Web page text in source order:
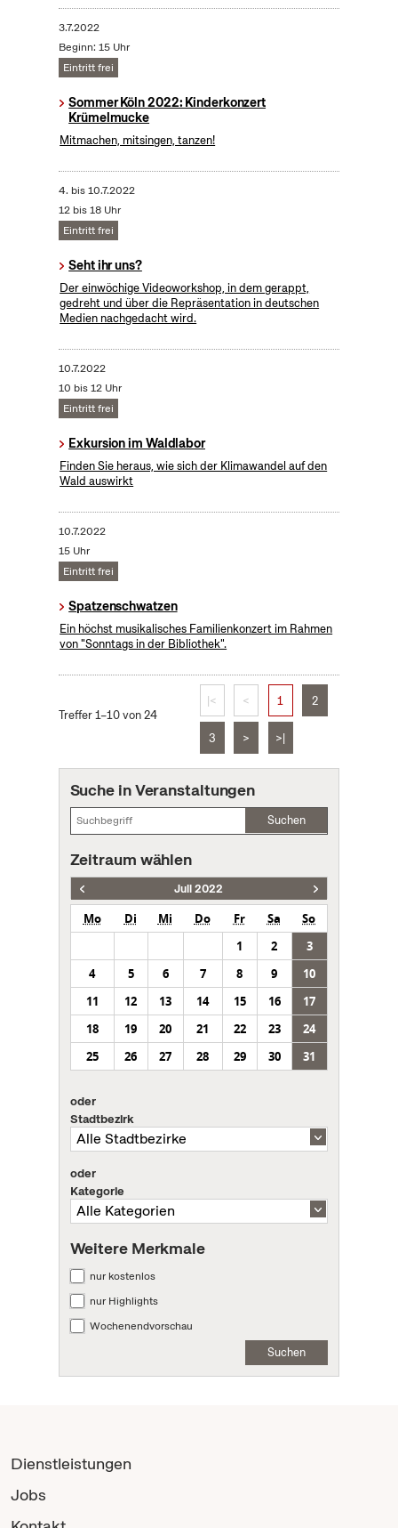
3.7.2022
Beginn: 15 Uhr
Eintritt frei
Sommer Köln 2022: Kinderkonzert
Krümelmucke
Mitmachen, mitsingen, tanzen!
4. bis10.7.2022
12 bis 18 Uhr
Eintritt frei
Seht ihr uns?
Der einwöchige Videoworkshop, in dem gerappt,
gedreht und über die Repräsentation in deutschen
Medien nachgedacht wird.
10.7.2022
10 bis 12 Uhr
Eintritt frei
Exkursion im Waldlabor
Finden Sie heraus, wie sich der Klimawandel auf den
Wald auswirkt
10.7.2022
15 Uhr
Eintritt frei
Spatzenschwatzen
Ein höchst musikalisches Familienkonzert im Rahmen
von "Sonntags in der Bibliothek".
Treffer 1–10 von 24
|< < 1 2
3 > >|
Suche in Veranstaltungen
Suchen
Zeitraum wählen
Juli 2022
Mo Di Mi Do Fr Sa
So
1
2
3
4
5 6 7 8 9
10
11
12 13 14 15 16
17
18
19 20 21 22 23
24
25
26 27 28 29 30 31
oder
Stadtbezirk
oder
Kategorie
Weitere Merkmale
nur kostenlos
nur Highlights
Wochenendvorschau
Suchen
Dienstleistungen
Jobs